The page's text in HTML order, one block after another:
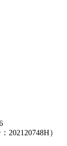
202120748H）